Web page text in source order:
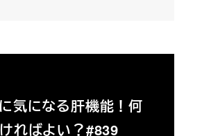
気になる肝機能！何
ればよい？#839